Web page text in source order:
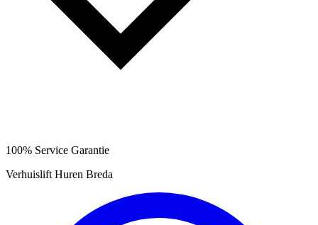
100% Service Garantie
Verhuislift Huren Breda